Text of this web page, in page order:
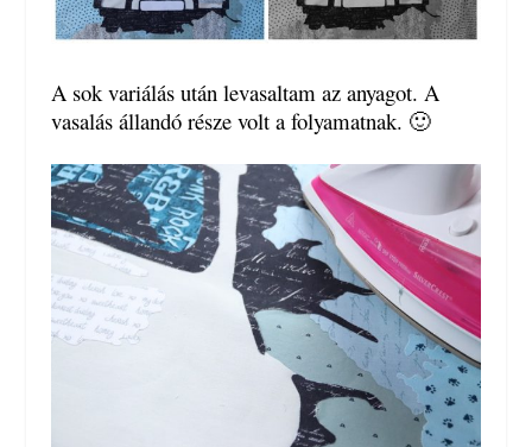
A sok variálás után levasaltam az anyagot. A
vasalás állandó része volt a folyamatnak. 🙂